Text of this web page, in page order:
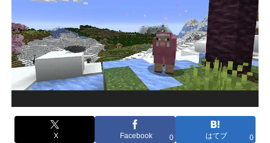
X Facebook 0 はてブ 0